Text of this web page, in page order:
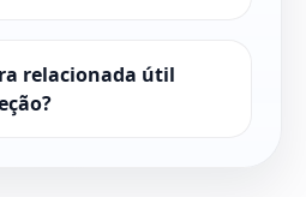
relacionada útil